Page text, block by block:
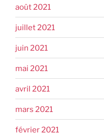
août 2021
juillet 2021
juin 2021
mai 2021
avril 2021
mars 2021
février 2021